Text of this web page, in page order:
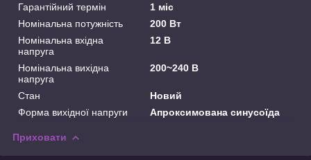
Гарантійний термін
1 міс
Номінальна потужність
200 Вт
Номінальна вхідна
напруга
12 В
Номінальна вихідна
напруга
200~240 В
Стан
Новий
Форма вихідної напруги
Апроксимована синусоїда
Приховати